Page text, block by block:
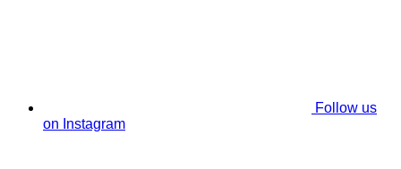
Follow us
on Instagram